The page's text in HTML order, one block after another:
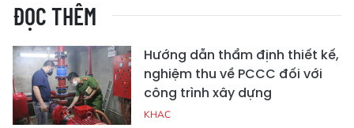
ĐỌC THÊM
Hướng dẫn thẩm định thiết kế,
nghiệm thu về PCCC đối với
công trình xây dựng
KHAC